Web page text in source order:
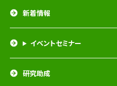
新着情報
イベントセミナー
研究助成